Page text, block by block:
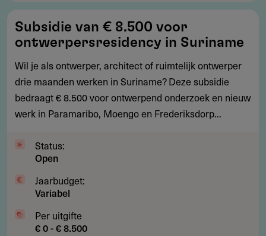
van
€
8.500
voor
ontwerpersresidency
in
Subsidie van € 8.500 voor
ontwerpersresidency in Suriname
Wil je als ontwerper, architect of ruimtelijk ontwerper
drie maanden werken in Suriname? Deze subsidie
bedraagt € 8.500 voor ontwerpend onderzoek en nieuw
werk in Paramaribo, Moengo en Frederiksdorp...
Status:
Open
Jaarbudget:
Variabel
Per uitgifte
€ 0 - € 8.500